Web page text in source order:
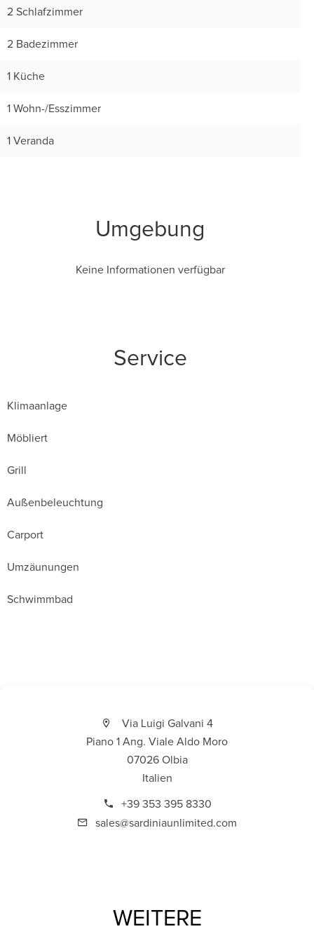
2 Schlafzimmer
2 Badezimmer
1 Küche
1 Wohn-/Esszimmer
1 Veranda
Umgebung
Keine Informationen verfügbar
Service
Klimaanlage
Möbliert
Grill
Außenbeleuchtung
Carport
Umzäunungen
Schwimmbad
Via Luigi Galvani 4
Piano 1 Ang. Viale Aldo Moro
07026 Olbia
Italien
+39 353 395 8330
sales@sardiniaunlimited.com
WEITERE